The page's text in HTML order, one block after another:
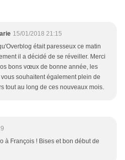
15/01/2018 21:15
était paresseux ce matin
il a décidé de se réveiller. Merci
bons vœux de bonne année, les
souhaitent également plein de
tout au long de ces nouveaux mois.
à François ! Bises et bon début de